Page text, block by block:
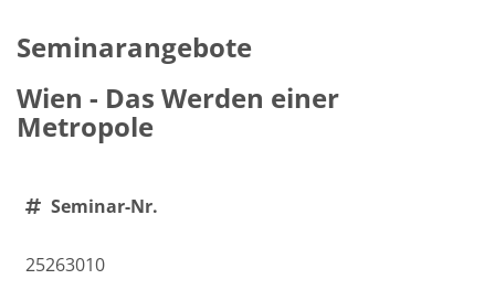
Seminarangebote
Wien - Das Werden einer
Metropole
Seminar-Nr.
25263010